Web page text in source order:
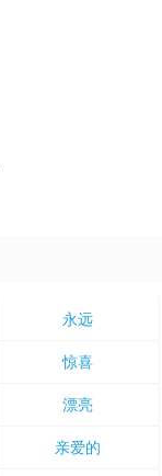
永远
惊喜
漂亮
亲爱的